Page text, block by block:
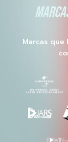
Marcas que